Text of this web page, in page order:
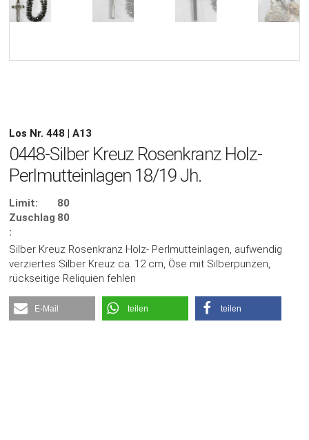
Los Nr. 448 | A13
0448-Silber Kreuz Rosenkranz Holz-
Perlmutteinlagen 18/19 Jh.
Limit:
80
Zuschlag
:
80
Silber Kreuz Rosenkranz Holz- Perlmutteinlagen, aufwendig
verziertes Silber Kreuz ca. 12 cm, Öse mit Silberpunzen,
rückseitige Reliquien fehlen
E-Mail teilen teilen